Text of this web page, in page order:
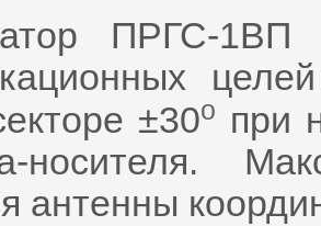
ПРГС-1ВП
±30o при
носителя.
антенны